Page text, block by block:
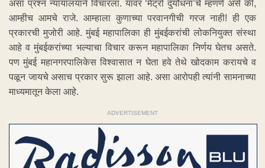
असा प्रश्न न्यायालयाने विचारला. यावर ‘मेट्रो दुर्योधनां’चे म्हणणे असे की,
आम्हीच आमचे राजे. आम्हाला कुणाच्या परवानगीची गरज नाही! ही एक
प्रकारची मुजोरी आहे. मुंबई महापालिका ही मुंबईकरांची लोकनियुक्त संस्था
आहे व मुंबईकरांच्या भल्याचा विचार करून महापालिका निर्णय घेतच असते.
पण मुंबई महानगरपालिकेस विश्वासात न घेता हवे तेथे खोदकाम करायचे व
पळून जायचे असाच प्रकार सुरू झाला आहे. असा आरोपही त्यांनी सामनाच्या
माध्यमातून केला आहे.
ADVERTISEMENT